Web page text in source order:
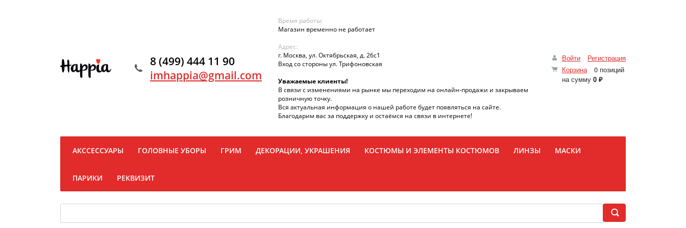
Войти
Регистрация
Корзина
0 позиций
на сумму 0 ₽
8 (499) 444 11 90
imhappia@gmail.com
Время работы:
Магазин временно не работает
Адрес:
г. Москва, ул. Октябрьская, д. 26с1
Вход со стороны ул. Трифоновская
Уважаемые клиенты!
В связи с изменениями на рынке мы переходим на онлайн-продажи и закрываем
розничную точку.
Вся актуальная информация о нашей работе будет появляться на сайте.
Благодарим вас за поддержку и остаёмся на связи в интернете!
АКССЕССУАРЫ ГОЛОВНЫЕ УБОРЫ ГРИМ ДЕКОРАЦИИ, УКРАШЕНИЯ КОСТЮМЫ И ЭЛЕМЕНТЫ КОСТЮМОВ ЛИНЗЫ МАСКИ
ПАРИКИ РЕКВИЗИТ